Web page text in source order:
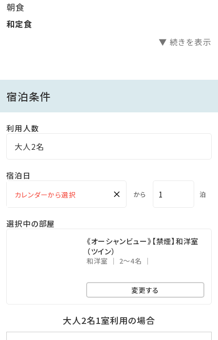
△お子様はお子様食をご用意致します。
胃腸関係やアトピー性皮膚炎に効果があり、上がってか
らも体ポカポカ♪
露天風呂付の大浴場で、夕方には立神岩に沈む夕日を
見ながらのんびりとご入浴頂けます。
湯のお客様にもご利用いただいております。
・平和祈念展望台…車で5分
・枕崎総合体育館…車で10分
・丸木ヶ浜…車で20分
朝食
和定食
▼ 続きを表示
宿泊条件
利用人数
大人2名
宿泊日
× から 泊
選択中の部屋
《オーシャンビュー》【禁煙】和洋室
（ツイン）
和洋室 2～4名
変更する
大人2名1室利用の場合